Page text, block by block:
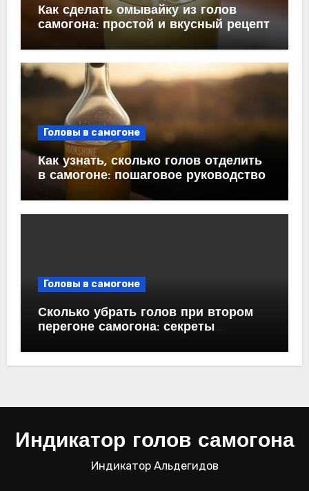
Как сделать омывайку из голов
самогона: простой и вкусный рецепт
Головы в самогоне
Как узнать, сколько голов отделить
в самогоне: пошаговое руководство
Головы в самогоне
Сколько убрать голов при втором
перегоне самогона: секреты
Индикатор голов самогона
Индикатор Альдегидов